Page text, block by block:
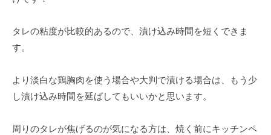
タレの粘度が比較的あるので、漬け込み時間を短くできま
す。
より淡白な鶏胸肉を使う場合や大判で漬ける場合は、もう少
し漬け込み時間を延ばしてもいいかと思います。
周りのタレが焦げるのが気になる方は、焼く前にキッチンペ